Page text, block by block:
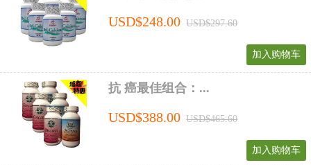
USD$248.00 USD$297.60
加入购物车
抗 癌最佳组合：...
USD$388.00 USD$465.60
加入购物车